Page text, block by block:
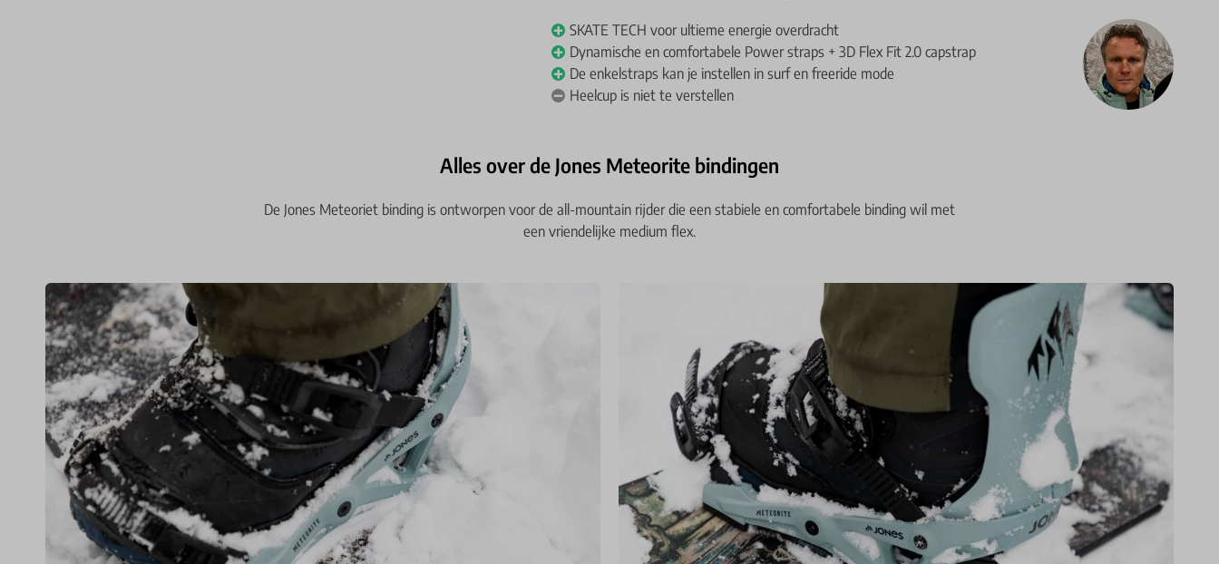
SKATE TECH voor ultieme energie overdracht
Dynamische en comfortabele Power straps + 3D Flex Fit 2.0 capstrap
De enkelstraps kan je instellen in surf en freeride mode
Heelcup is niet te verstellen
Alles over de Jones Meteorite bindingen
De Jones Meteoriet binding is ontworpen voor de all-mountain rijder die een stabiele en comfortabele binding wil met
een vriendelijke medium flex.